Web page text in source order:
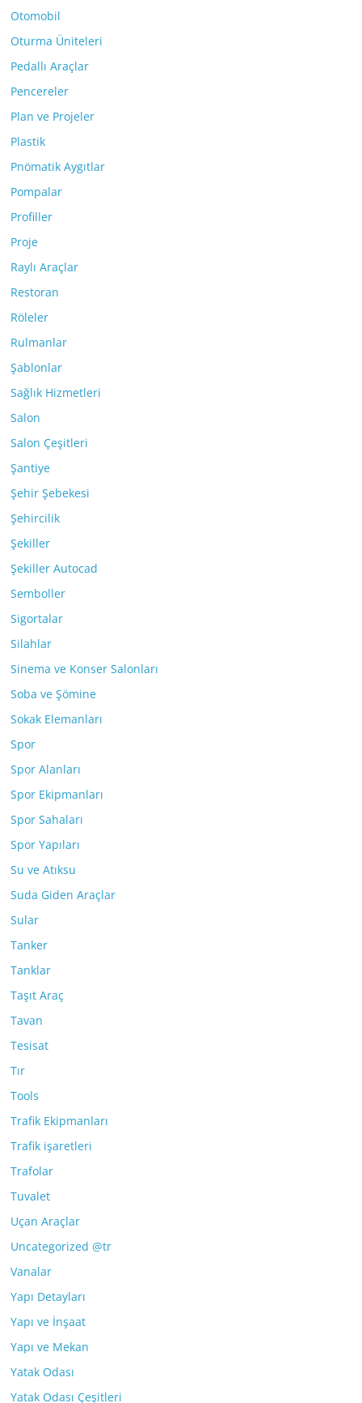
Otomobil
Oturma Üniteleri
Pedallı Araçlar
Pencereler
Plan ve Projeler
Plastik
Pnömatik Aygıtlar
Pompalar
Profiller
Proje
Raylı Araçlar
Restoran
Röleler
Rulmanlar
Şablonlar
Sağlık Hizmetleri
Salon
Salon Çeşitleri
Şantiye
Şehir Şebekesi
Şehircilik
Şekiller
Şekiller Autocad
Semboller
Sigortalar
Silahlar
Sinema ve Konser Salonları
Soba ve Şömine
Sokak Elemanları
Spor
Spor Alanları
Spor Ekipmanları
Spor Sahaları
Spor Yapıları
Su ve Atıksu
Suda Giden Araçlar
Sular
Tanker
Tanklar
Taşıt Araç
Tavan
Tesisat
Tır
Tools
Trafik Ekipmanları
Trafik işaretleri
Trafolar
Tuvalet
Uçan Araçlar
Uncategorized @tr
Vanalar
Yapı Detayları
Yapı ve İnşaat
Yapı ve Mekan
Yatak Odası
Yatak Odası Çeşitleri